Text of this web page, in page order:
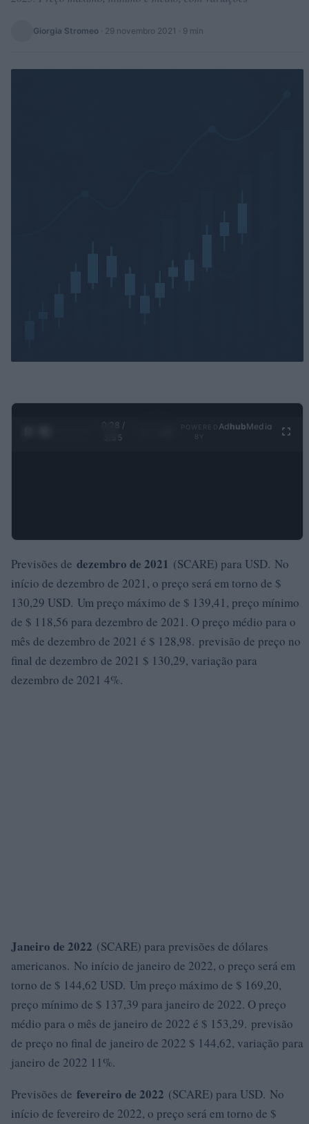
Giorgia Stromeo · 29 novembro 2021 · 9 min
0:29 /
3:55
Ad hubMedia
Previsões de dezembro de 2021 (SCARE) para USD. No
início de dezembro de 2021, o preço será em torno de $
130,29 USD. Um preço máximo de $ 139,41, preço mínimo
de $ 118,56 para dezembro de 2021. O preço médio para o
mês de dezembro de 2021 é $ 128,98. previsão de preço no
final de dezembro de 2021 $ 130,29, variação para
dezembro de 2021 4%.
Janeiro de 2022 (SCARE) para previsões de dólares
americanos. No início de janeiro de 2022, o preço será em
torno de $ 144,62 USD. Um preço máximo de $ 169,20,
preço mínimo de $ 137,39 para janeiro de 2022. O preço
médio para o mês de janeiro de 2022 é $ 153,29. previsão
de preço no final de janeiro de 2022 $ 144,62, variação para
janeiro de 2022 11%.
Previsões de fevereiro de 2022 (SCARE) para USD. No
início de fevereiro de 2022, o preço será em torno de $